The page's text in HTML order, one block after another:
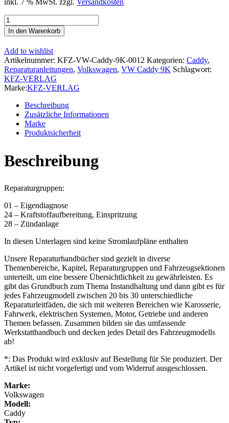
inkl. 7 % MwSt. zzgl. Versandkosten
VW
Caddy
Typ
9K
1995-
2003
Mono-
Motronic
Einspritz-
Zündanlage
Reparaturanleitung
Menge
In den Warenkorb
Add to wishlist
Artikelnummer: KFZ-VW-Caddy-9K-0012 Kategorien: Caddy,
Reparaturanleitungen, Volkswagen, VW Caddy 9K Schlagwort:
KFZ-VERLAG
Marke:KFZ-VERLAG
Beschreibung
Zusätzliche Informationen
Marke
Produktsicherheit
Beschreibung
Reparaturgruppen:
01 – Eigendiagnose
24 – Kraftstoffaufbereitung, Einspritzung
28 – Zündanlage
In diesen Unterlagen sind keine Stromlaufpläne enthalten
Unsere Reparaturhandbücher sind gezielt in diverse
Themenbereiche, Kapitel, Reparaturgruppen und Fahrzeugsektionen
unterteilt, um eine bessere Übersichtlichkeit zu gewährleisten. Es
gibt das Grundbuch zum Thema Instandhaltung und dann gibt es für
jedes Fahrzeugmodell zwischen 20 bis 30 unterschiedliche
Reparaturleitfäden, die sich mit weiteren Bereichen wie Karosserie,
Fahrwerk, elektrischen Systemen, Motor, Getriebe und anderen
Themen befassen. Zusammen bilden sie das umfassende
Werkstatthandbuch und decken jedes Detail des Fahrzeugmodells
ab!
*: Das Produkt wird exklusiv auf Bestellung für Sie produziert. Der
Artikel ist nicht vorgefertigt und vom Widerruf ausgeschlossen.
Marke:
Volkswagen
Modell:
Caddy